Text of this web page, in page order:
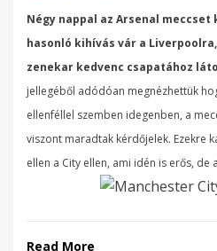
Négy nappal az Arsenal meccset
hasonló kihívás vár a
zenekar kedvenc csapatához
jellegéből adódóan megnézhettük
ellenféllel szemben idegenben, a
viszont maradtak kérdőjelek. Ezekre
ellen a City ellen, ami idén is erős, de
Read More